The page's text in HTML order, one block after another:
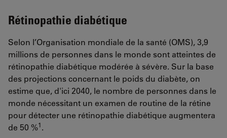
Rétinopathie diabétique
Selon l’Organisation mondiale de la santé (OMS), 3,9
millions de personnes dans le monde sont atteintes de
rétinopathie diabétique modérée à sévère. Sur la base
des projections concernant le poids du diabète, on
estime que, d'ici 2040, le nombre de personnes dans le
monde nécessitant un examen de routine de la rétine
pour détecter une rétinopathie diabétique augmentera
de 50 %1.